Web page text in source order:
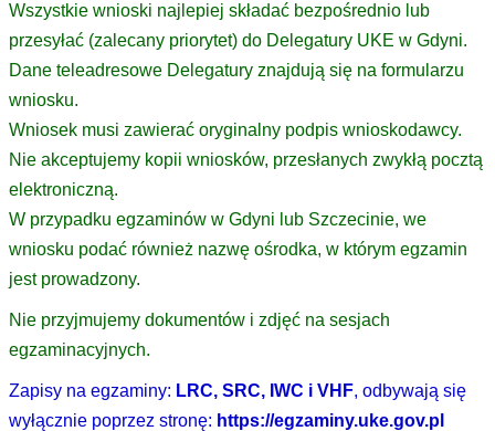
Wszystkie wnioski najlepiej składać bezpośrednio lub
przesyłać (zalecany priorytet) do Delegatury UKE w Gdyni.
Dane teleadresowe Delegatury znajdują się na formularzu
wniosku.
Wniosek musi zawierać oryginalny podpis wnioskodawcy.
Nie akceptujemy kopii wniosków, przesłanych zwykłą pocztą
elektroniczną.
W przypadku egzaminów w Gdyni lub Szczecinie, we
wniosku podać również nazwę ośrodka, w którym egzamin
jest prowadzony.
Nie przyjmujemy dokumentów i zdjęć na sesjach
egzaminacyjnych.
Zapisy na egzaminy: LRC, SRC, IWC i VHF, odbywają się
wyłącznie poprzez stronę: https://egzaminy.uke.gov.pl